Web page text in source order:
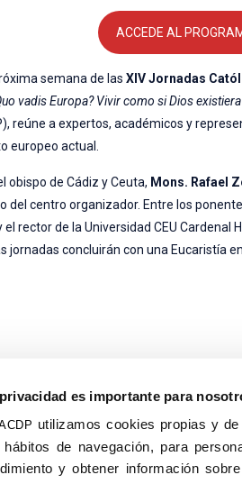
es importante para
utilizamos cookies propias y
hábitos de navegación, para
y obtener información
ACCEDE AL
semana de lasXIV Jornadas
vadis Europa? Vivir como si Dios
reúne a expertos, académicos y
europeo actual.
obispo de Cádiz y Ceuta, Mons. Rafael
del centro organizador. Entre los
rector de la Universidad CEU Cardenal
jornadas concluirán con una Eucaristía
Peral, 58 C.P.: 28040, Madrid